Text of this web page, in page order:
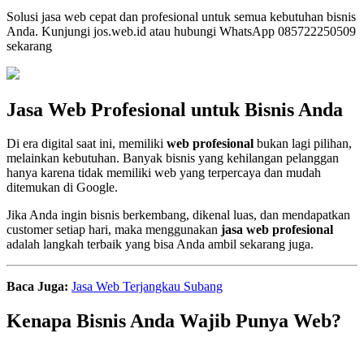
Solusi jasa web cepat dan profesional untuk semua kebutuhan bisnis
Anda. Kunjungi jos.web.id atau hubungi WhatsApp 085722250509
sekarang
Jasa Web Profesional untuk Bisnis Anda
Di era digital saat ini, memiliki web profesional bukan lagi pilihan,
melainkan kebutuhan. Banyak bisnis yang kehilangan pelanggan
hanya karena tidak memiliki web yang terpercaya dan mudah
ditemukan di Google.
Jika Anda ingin bisnis berkembang, dikenal luas, dan mendapatkan
customer setiap hari, maka menggunakan jasa web profesional
adalah langkah terbaik yang bisa Anda ambil sekarang juga.
Baca Juga: Jasa Web Terjangkau Subang
Kenapa Bisnis Anda Wajib Punya Web?